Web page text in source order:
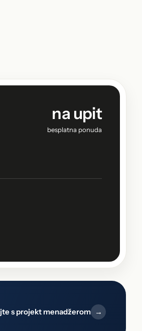
na upit
besplatna ponuda
s projekt menadžerom →